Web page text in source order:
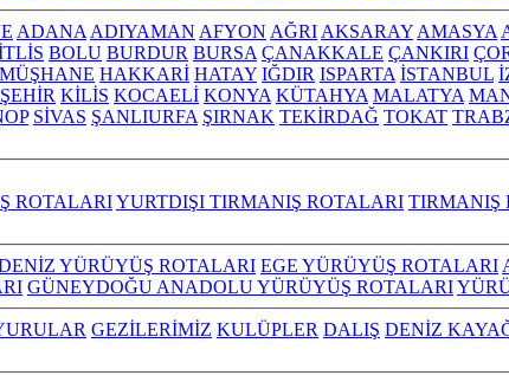
ADANA ADIYAMAN AFYON AĞRI AKSARAY AMASYA
BOLU BURDUR BURSA ÇANAKKALE ÇANKIRI
HAKKARİ HATAY IĞDIR ISPARTA İSTANBUL
KİLİS KOCAELİ KONYA KÜTAHYA MALATYA
SİVAS ŞANLIURFA ŞIRNAK TEKİRDAĞ TOKAT
ROTALARIYURTDIŞI TIRMANIŞ ROTALARI TIRMANIŞ
YÜRÜYÜŞ ROTALARI EGE YÜRÜYÜŞ ROTALARI
GÜNEYDOĞU ANADOLU YÜRÜYÜŞ ROTALARI
GEZİLERİMİZ KULÜPLER DALIŞ DENİZ